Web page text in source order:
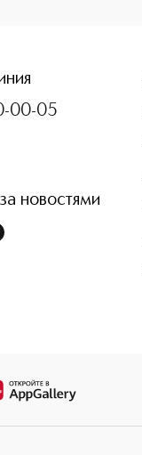
00-05
новостями